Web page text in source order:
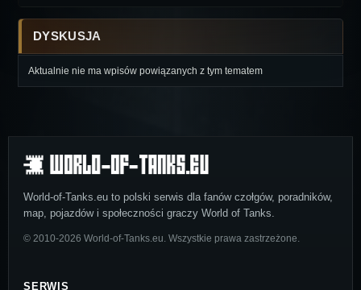
DYSKUSJA
Aktualnie nie ma wpisów powiązanych z tym tematem
World-of-Tanks.eu to polski serwis dla fanów czołgów, poradników,
map, pojazdów i społeczności graczy World of Tanks.
© 2010-2026 World-of-Tanks.eu. Wszystkie prawa zastrzeżone.
SERWIS